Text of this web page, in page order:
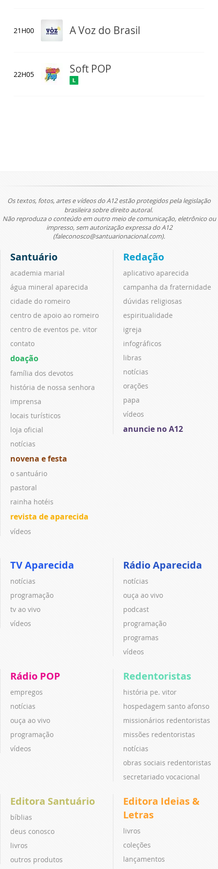
21H00 A Voz do Brasil
22H05 Soft POP
Os textos, fotos, artes e vídeos do A12 estão protegidos pela legislação
brasileira sobre direito autoral.
Não reproduza o conteúdo em outro meio de comunicação, eletrônico ou
impresso, sem autorização expressa do A12
(faleconosco@santuarionacional.com).
Santuário
academia marial
água mineral aparecida
cidade do romeiro
centro de apoio ao romeiro
centro de eventos pe. vitor
contato
doação
família dos devotos
história de nossa senhora
imprensa
locais turísticos
loja oficial
notícias
novena e festa
o santuário
pastoral
rainha hotéis
revista de aparecida
vídeos
Redação
aplicativo aparecida
campanha da fraternidade
dúvidas religiosas
espiritualidade
igreja
infográficos
libras
notícias
orações
papa
vídeos
anuncie no A12
TV Aparecida
notícias
programação
tv ao vivo
vídeos
Rádio Aparecida
notícias
ouça ao vivo
podcast
programação
programas
vídeos
Rádio POP
empregos
notícias
ouça ao vivo
programação
vídeos
Redentoristas
história pe. vitor
hospedagem santo afonso
missionários redentoristas
missões redentoristas
notícias
obras sociais redentoristas
secretariado vocacional
Editora Santuário
bíblias
deus conosco
livros
outros produtos
Editora Ideias &
Letras
livros
coleções
lançamentos